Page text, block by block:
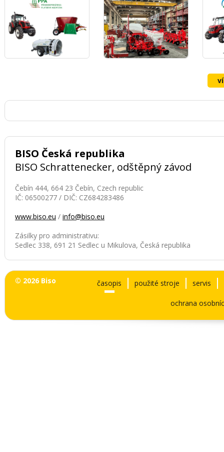
BISO Česká republika
BISO Schrattenecker, odštěpný závod
Čebín 444, 664 23 Čebín, Czech republic
IČ: 06500277 / DIČ: CZ684283486
www.biso.eu / info@biso.eu
Zásilky pro administrativu:
Sedlec 338, 691 21 Sedlec u Mikulova, Česká republika
© 2026 Biso časopis použité stroje servis
ochrana